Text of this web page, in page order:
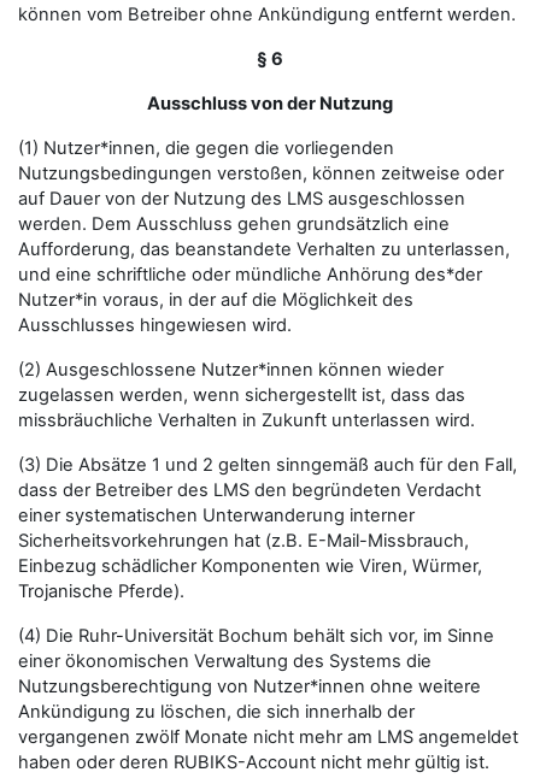
können vom Betreiber ohne Ankündigung entfernt werden.
§ 6
Ausschluss von der Nutzung
(1) Nutzer*innen, die gegen die vorliegenden
Nutzungsbedingungen verstoßen, können zeitweise oder
auf Dauer von der Nutzung des LMS ausgeschlossen
werden. Dem Ausschluss gehen grundsätzlich eine
Aufforderung, das beanstandete Verhalten zu unterlassen,
und eine schriftliche oder mündliche Anhörung des*der
Nutzer*in voraus, in der auf die Möglichkeit des
Ausschlusses hingewiesen wird.
(2) Ausgeschlossene Nutzer*innen können wieder
zugelassen werden, wenn sichergestellt ist, dass das
missbräuchliche Verhalten in Zukunft unterlassen wird.
(3) Die Absätze 1 und 2 gelten sinngemäß auch für den Fall,
dass der Betreiber des LMS den begründeten Verdacht
einer systematischen Unterwanderung interner
Sicherheitsvorkehrungen hat (z.B. E-Mail-Missbrauch,
Einbezug schädlicher Komponenten wie Viren, Würmer,
Trojanische Pferde).
(4) Die Ruhr-Universität Bochum behält sich vor, im Sinne
einer ökonomischen Verwaltung des Systems die
Nutzungsberechtigung von Nutzer*innen ohne weitere
Ankündigung zu löschen, die sich innerhalb der
vergangenen zwölf Monate nicht mehr am LMS angemeldet
haben oder deren RUBIKS-Account nicht mehr gültig ist.